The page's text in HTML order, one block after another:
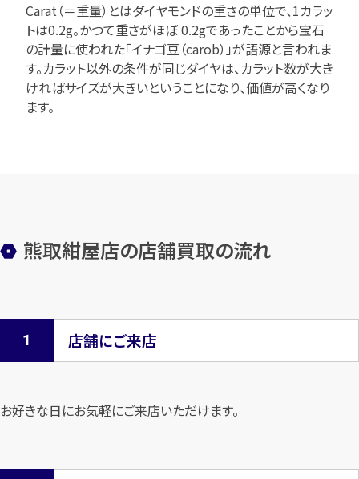
Carat（＝重量）とはダイヤモンドの重さの単位で、1カラッ
トは0.2g。かつて重さがほぼ 0.2gであったことから宝石
の計量に使われた「イナゴ豆（carob）」が語源と言われま
す。カラット以外の条件が同じダイヤは、カラット数が大き
ければサイズが大きいということになり、価値が高くなり
ます。
熊取紺屋店の店舗買取の流れ
店舗にご来店
お好きな日にお気軽にご来店いただけます。